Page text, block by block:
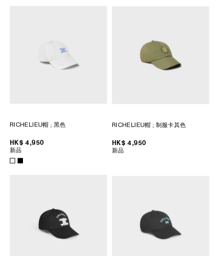
RICHELIEU帽 ; 黑色
HK$ 4,950
新品
RICHELIEU帽 ; 制服卡其色
HK$ 4,950
新品